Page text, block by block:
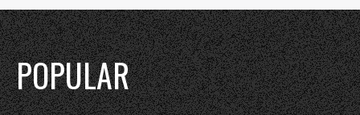
POPULAR